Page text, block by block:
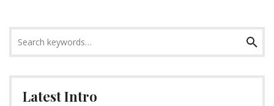
for:
Search
Latest Intro